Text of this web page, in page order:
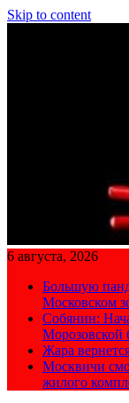
Skip to content
6 августа, 2026
Большую
Московском
Собянин:
Морозовской
Жара
Москвичи
жилого